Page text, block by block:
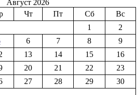
Август 2026
Чт Пт Сб
Вс
1
2
6 7 8
9
13 14 15
16
20 21 22
23
27 28 29
30